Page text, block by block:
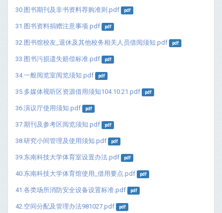
30.图书期刊及非书资料荐购准则.pdf pdf
31.图书资料捐赠注意事项.pdf pdf
32.图书馆校友_退休及其他校务相关人员借阅须知.pdf pdf
33.图书污损遗失赔偿标准.pdf pdf
34.一般阅览室阅览须知.pdf pdf
35.多媒体视听区资源借用须知104.10.21.pdf pdf
36.演议厅使用须知.pdf pdf
37.期刊及参考区阅览须知.pdf pdf
38.研究小间管理及使用须知.pdf pdf
39.东南科技大学体育室设置办法.pdf pdf
40.东南科技大学体育馆使用_借用要点.pdf pdf
41.各类场所消防安全设备设置标准.pdf pdf
42.空间分配及管理办法981027.pdf pdf